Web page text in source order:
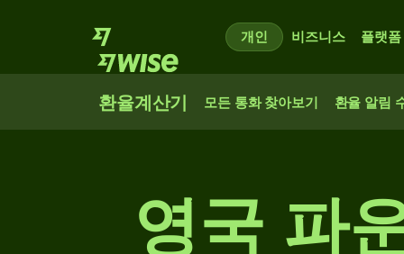
개인 비즈니스 플랫폼
환율계산기 모든 통화 찾아보기 환율 알림
영국 파